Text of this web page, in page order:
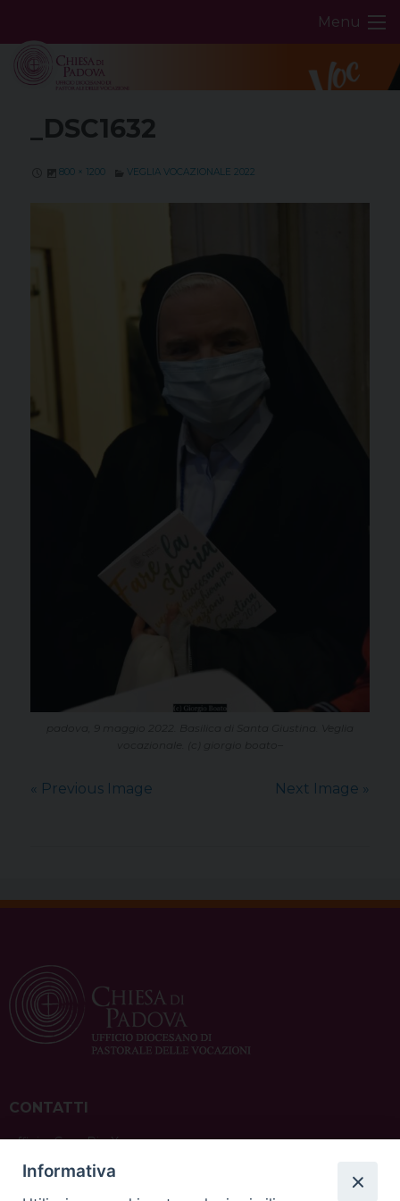
content
Menu
_DSC1632
800 × 1200 VEGLIA VOCAZIONALE 2022
« Previous Image Next Image »
CONTATTI
ufficio: Casa Pio X
via Bonporti, 20 – 35141 Padova
tel: +39 351 619 2354
Informativa